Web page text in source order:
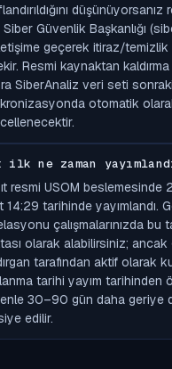
Siber Güvenlik Başkanlığı
geçerek itiraz/temizlik
Resmi kaynaktan
SiberAnaliz veri seti sonraki
otomatik
ilk ne zaman
resmi USOM beslemesinde
14:29 tarihinde yayımlandı.
çalışmalarınızda bu
olarak alabilirsiniz;
tarafından aktif olarak
tarihi yayım tarihinden
30–90 gün daha geriye
edilir.